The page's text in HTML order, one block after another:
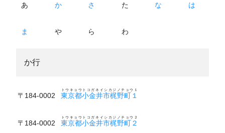
あ か さ た な は
ま や ら わ
か行
〒184-0002 東京都小金井市梶野町１
トウキョウトコガネイシカジノチョウ１
〒184-0002 東京都小金井市梶野町２
トウキョウトコガネイシカジノチョウ２